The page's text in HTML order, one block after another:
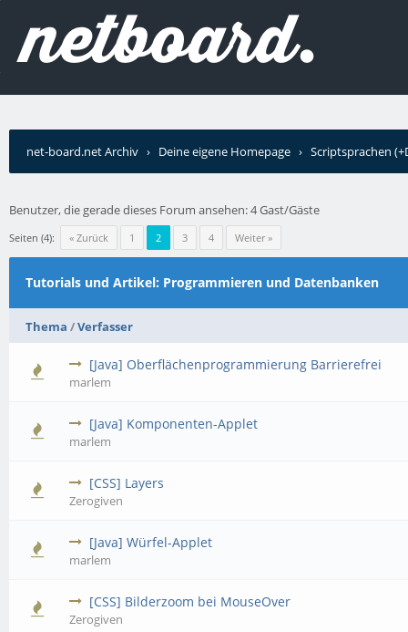
net-board.net Archiv › Deine eigene Homepage › Scriptsprachen
Benutzer, die gerade dieses Forum ansehen: 4 Gast/Gäste
Seiten (4): « Zurück 1 2 3 4 Weiter »
Tutorials und Artikel: Programmieren und Datenbanken
Thema /Verfasser
[Java] Oberflächenprogrammierung Barrierefrei
marlem
[Java] Komponenten-Applet
marlem
[CSS] Layers
Zerogiven
[Java] Würfel-Applet
marlem
[CSS] Bilderzoom bei MouseOver
Zerogiven